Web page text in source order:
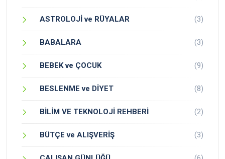
ASTROLOJİ ve RÜYALAR (3)
BABALARA (3)
BEBEK ve ÇOCUK (9)
BESLENME ve DİYET (8)
BİLİM VE TEKNOLOJİ REHBERİ (2)
BÜTÇE ve ALIŞVERİŞ (3)